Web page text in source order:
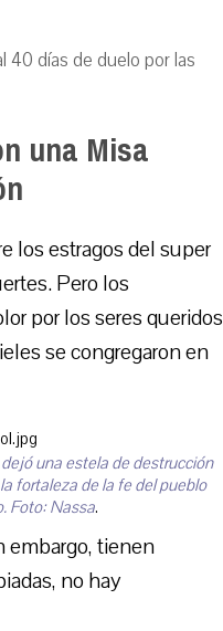
40 días de duelo por las
una Misa
los estragos del super
Pero los
por los seres queridos
se congregaron en
una estela de destrucción
fortaleza de la fe del pueblo
Foto: Nassa.
embargo, tienen
no hay